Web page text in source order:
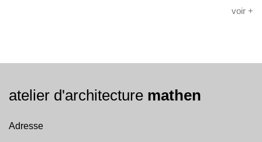
voir +
atelier d'architecture mathen
Adresse